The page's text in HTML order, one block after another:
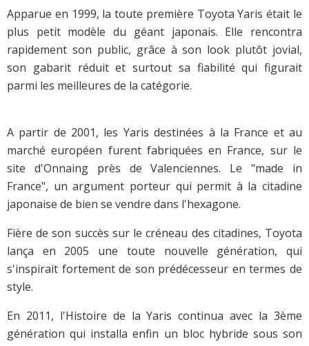
Apparue en 1999, la toute première Toyota Yaris était le
plus petit modèle du géant japonais. Elle rencontra
rapidement son public, grâce à son look plutôt jovial,
son gabarit réduit et surtout sa fiabilité qui figurait
parmi les meilleures de la catégorie.
A partir de 2001, les Yaris destinées à la France et au
marché européen furent fabriquées en France, sur le
site d'Onnaing près de Valenciennes. Le "made in
France", un argument porteur qui permit à la citadine
japonaise de bien se vendre dans l'hexagone.
Fière de son succès sur le créneau des citadines, Toyota
lança en 2005 une toute nouvelle génération, qui
s'inspirait fortement de son prédécesseur en termes de
style.
En 2011, l'Histoire de la Yaris continua avec la 3ème
génération qui installa enfin un bloc hybride sous son